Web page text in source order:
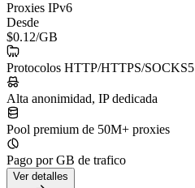
Proxies IPv6
Desde
$0.12/GB
Protocolos HTTP/HTTPS/SOCKS5
Alta anonimidad, IP dedicada
Pool premium de 50M+ proxies
Pago por GB de trafico
Ver detalles